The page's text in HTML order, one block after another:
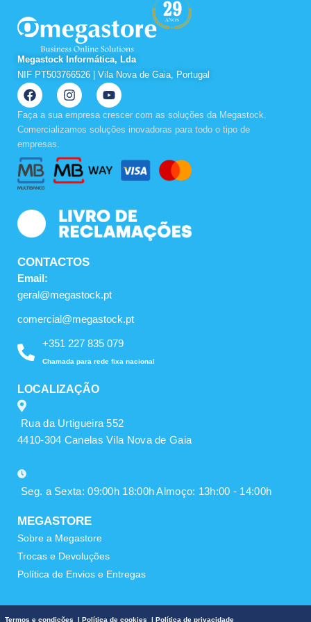
Megastock Informática, Lda
NIF PT503766526 | Vila Nova de Gaia, Portugal
F
a
c
e
o
o
k
I
n
s
t
r
a
m
Y
o
u
t
u
e
Faça a sua empresa crescer com as soluções da Megastock.
Comercializamos soluções inovadoras para todo o tipo de
empresas.
CONTACTOS
Email:
geral@megastock.pt
comercial@megastock.pt
+351 227 835 079
Chamada para rede fixa nacional
LOCALIZAÇÃO
Rua da Urtigueira 552
4410-304 Canelas Vila Nova de Gaia
Seg. a Sexta: 09:00h 18:00h Almoço: 13h:00 - 14:00h
MEGASTORE
Sobre a Megastore
Trocas e Devoluções
Política de Envios e Entregas
Termos e condições | Política de cookies | Política de privacidade